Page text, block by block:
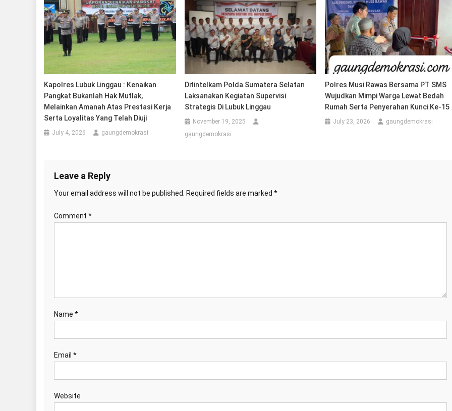
Kapolres Lubuk Linggau : Kenaikan
Pangkat Bukanlah Hak Mutlak,
Melainkan Amanah Atas Prestasi Kerja
Serta Loyalitas Yang Telah Diuji
July 4, 2026 gaungdemokrasi
Ditintelkam Polda Sumatera Selatan
Laksanakan Kegiatan Supervisi
Strategis Di Lubuk Linggau
November 19, 2025
gaungdemokrasi
Polres Musi Rawas Bersama PT SMS
Wujudkan Mimpi Warga Lewat Bedah
Rumah Serta Penyerahan Kunci Ke-15
July 23, 2026 gaungdemokrasi
Leave a Reply
Your email address will not be published. Required fields are marked *
Comment *
Name *
Email *
Website